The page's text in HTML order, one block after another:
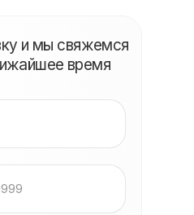
и мы свяжемся
время